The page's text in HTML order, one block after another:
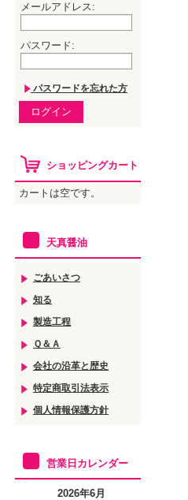
メールアドレス:
パスワード:
パスワードを忘れた方
ショッピングカート
カートは空です。
天真醤油
ごあいさつ
知る
製造工程
Ｑ＆Ａ
会社の沿革と歴史
特定商取引法表示
個人情報保護方針
営業日カレンダー
2026年6月